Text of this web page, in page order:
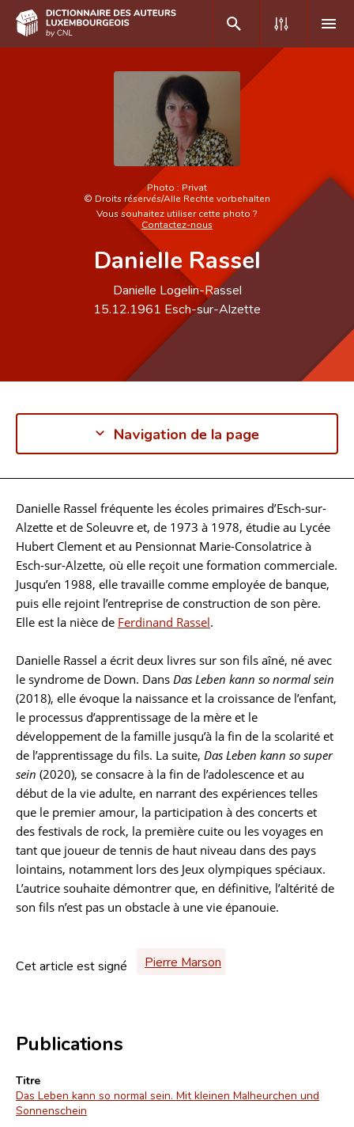
Recherche avancée
Équipe scientifique
Photo : Privat
© Droits réservés/Alle Rechte vorbehalten
Vous souhaitez utiliser cette photo ?
Contactez-nous
Danielle Rassel
Danielle Logelin-Rassel
15.12.1961 Esch-sur-Alzette
Navigation de la page
Biographie
Danielle Rassel fréquente les écoles primaires d’Esch-sur-
Alzette et de Soleuvre et, de 1973 à 1978, étudie au Lycée
Hubert Clement et au Pensionnat Marie-Consolatrice à
Esch-sur-Alzette, où elle reçoit une formation commerciale.
Jusqu’en 1988, elle travaille comme employée de banque,
puis elle rejoint l’entreprise de construction de son père.
Elle est la nièce de Ferdinand Rassel.
Danielle Rassel a écrit deux livres sur son fils aîné, né avec
le syndrome de Down. Dans Das Leben kann so normal sein
(2018), elle évoque la naissance et la croissance de l’enfant,
le processus d’apprentissage de la mère et le
développement de la famille jusqu’à la fin de la scolarité et
de l’apprentissage du fils. La suite, Das Leben kann so super
sein (2020), se consacre à la fin de l’adolescence et au
début de la vie adulte, en narrant des expériences telles
que le premier amour, la participation à des concerts et
des festivals de rock, la première cuite ou les voyages en
tant que joueur de tennis de haut niveau dans des pays
lointains, notamment lors des Jeux olympiques spéciaux.
L’autrice souhaite démontrer que, en définitive, l’altérité de
son fils n’est pas un obstacle à une vie épanouie.
Cet article est signé Pierre Marson
Publications
Titre
Das Leben kann so normal sein. Mit kleinen Malheurchen und
Sonnenschein